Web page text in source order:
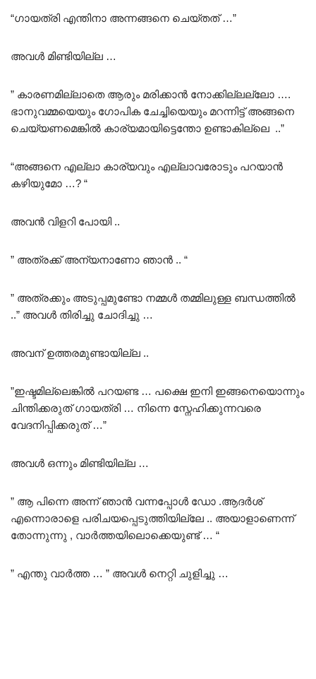
“ഗായത്രി എന്തിനാ അന്നങ്ങനെ ചെയ്തത് …”
അവൾ മിണ്ടിയില്ല …
” കാരണമില്ലാതെ ആരും മരിക്കാൻ നോക്കില്ലല്ലോ ….
ഭാനുവമ്മയെയും ഗോപിക ചേച്ചിയെയും മറന്നിട്ട് അങ്ങനെ
ചെയ്യണമെങ്കിൽ കാര്യമായിട്ടെന്തോ ഉണ്ടാകില്ലെ ..”
“അങ്ങനെ എല്ലാ കാര്യവും എല്ലാവരോടും പറയാൻ
കഴിയുമോ …? “
അവൻ വിളറി പോയി ..
” അത്രക്ക് അന്യനാണോ ഞാൻ .. “
” അത്രക്കും അടുപ്പമുണ്ടോ നമ്മൾ തമ്മിലുള്ള ബന്ധത്തിൽ
..” അവൾ തിരിച്ചു ചോദിച്ചു …
അവന് ഉത്തരമുണ്ടായില്ല ..
”ഇഷ്ടമില്ലെങ്കിൽ പറയണ്ട … പക്ഷെ ഇനി ഇങ്ങനെയൊന്നും
ചിന്തിക്കരുത് ഗായത്രി … നിന്നെ സ്നേഹിക്കുന്നവരെ
വേദനിപ്പിക്കരുത് …”
അവൾ ഒന്നും മിണ്ടിയില്ല …
” ആ പിന്നെ അന്ന് ഞാൻ വന്നപ്പോൾ ഡോ .ആദർശ്
എന്നൊരാളെ പരിചയപ്പെടുത്തിയില്ലേ .. അയാളാണെന്ന്
തോന്നുന്നു , വാർത്തയിലൊക്കെയുണ്ട് … “
” എന്തു വാർത്ത … ” അവൾ നെറ്റി ചുളിച്ചു …